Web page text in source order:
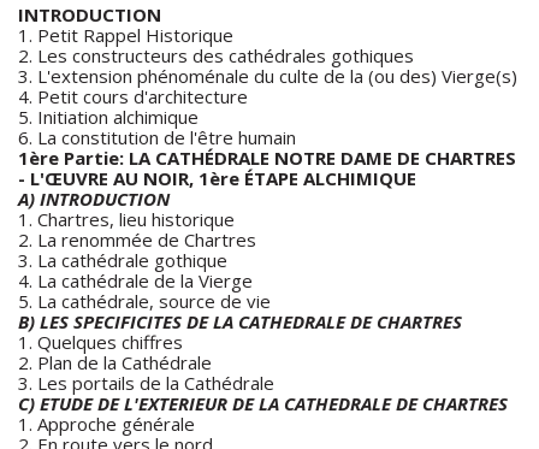
INTRODUCTION
1. Petit Rappel Historique
2. Les constructeurs des cathédrales gothiques
3. L'extension phénoménale du culte de la (ou des) Vierge(s)
4. Petit cours d'architecture
5. Initiation alchimique
6. La constitution de l'être humain
1ère Partie: LA CATHÉDRALE NOTRE DAME DE CHARTRES
- L'ŒUVRE AU NOIR, 1ère ÉTAPE ALCHIMIQUE
A) INTRODUCTION
1. Chartres, lieu historique
2. La renommée de Chartres
3. La cathédrale gothique
4. La cathédrale de la Vierge
5. La cathédrale, source de vie
B) LES SPECIFICITES DE LA CATHEDRALE DE CHARTRES
1. Quelques chiffres
2. Plan de la Cathédrale
3. Les portails de la Cathédrale
C) ETUDE DE L'EXTERIEUR DE LA CATHEDRALE DE CHARTRES
1. Approche générale
2. En route vers le nord